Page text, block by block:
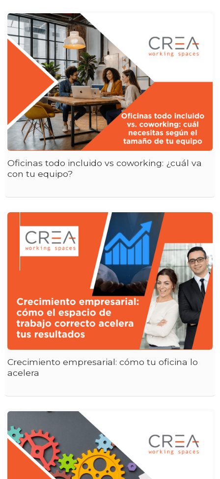
Oficinas todo incluido vs coworking: ¿cuál va
con tu equipo?
Crecimiento empresarial: cómo tu oficina lo
acelera